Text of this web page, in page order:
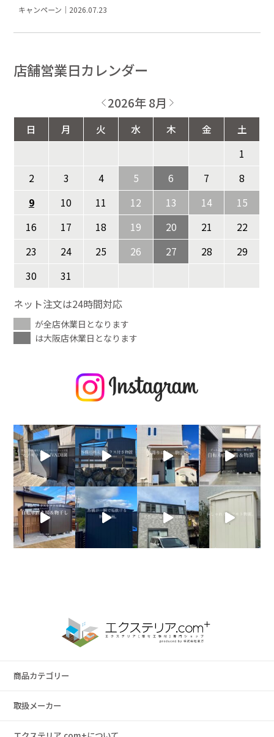
キャンペーン｜2026.07.23
店舗営業日カレンダー
2026年 8月
日 月 火 水 木 金
土
1
2
3 4 5 6 7
8
9
10 11 12 13 14
15
16
17 18 19 20 21
22
23
24 25 26 27 28
29
30
31
ネット注文は24時間対応
が全店休業日となります
は大阪店休業日となります
商品カテゴリー
取扱メーカー